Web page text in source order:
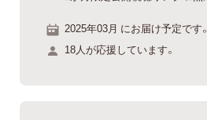
2025年03月 にお届け予定です。
18人が応援しています。